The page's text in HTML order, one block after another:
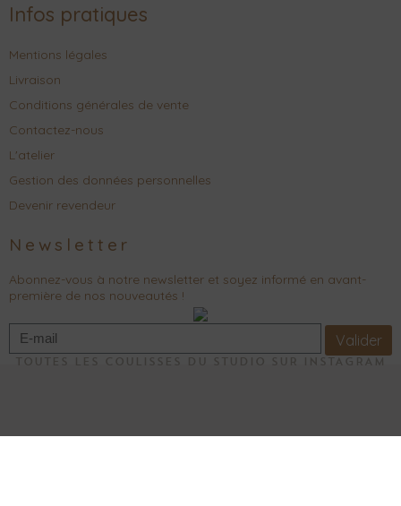
Infos pratiques
Mentions légales
Livraison
Conditions générales de vente
Contactez-nous
L'atelier
Gestion des données personnelles
Devenir revendeur
Newsletter
Abonnez-vous à notre newsletter et soyez informé en avant-
première de nos nouveautés !
Valider
TOUTES LES COULISSES DU STUDIO SUR INSTAGRAM